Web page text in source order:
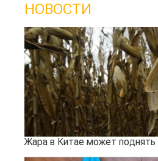
НОВОСТИ
Жара в Китае может поднять